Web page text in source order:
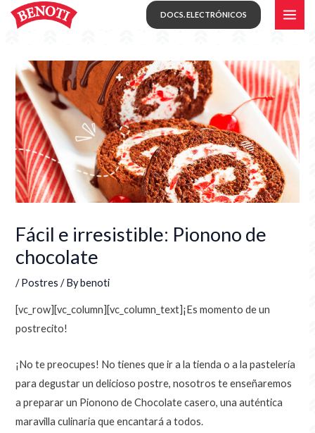
Skip
DOCS. ELECTRÓNICOS
Fácil e irresistible: Pionono de
chocolate
/Postres / Bybenoti
[vc_row][vc_column][vc_column_text] ¡Es momento de un
postrecito!
¡No te preocupes! No tienes que ir a la tienda o a la pastelería
para degustar un delicioso postre, nosotros te enseñaremos
a preparar un Pionono de Chocolate casero, una auténtica
maravilla culinaria que encantará a todos.